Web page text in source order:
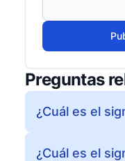
Preguntas
¿Cuál es el
¿Cuál es el